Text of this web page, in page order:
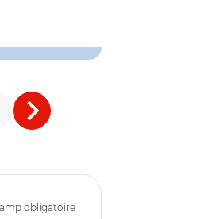
obligatoire